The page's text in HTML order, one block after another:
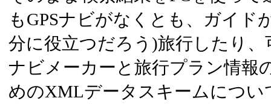
もGPSナビがなくとも、ガイド
分に役立つだろう)旅行したり
ナビメーカーと旅行プラン情報
めのXMLデータスキームについ